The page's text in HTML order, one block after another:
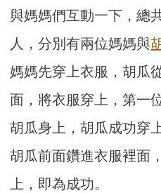
與媽媽們互動一下，總
人，分別有兩位媽媽與
媽媽先穿上衣服，胡瓜
面，將衣服穿上，第一
胡瓜身上，胡瓜成功穿
胡瓜前面鑽進衣服裡面
上，即為成功。